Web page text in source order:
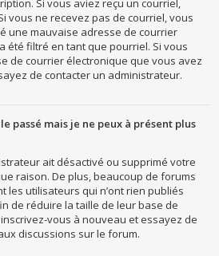
Si vous aviez reçu un courriel,
vous ne recevez pas de courriel, vous
une mauvaise adresse de courrier
été filtré en tant que pourriel. Si vous
de courrier électronique que vous avez
de contacter un administrateur.
passé mais je ne peux à présent plus
ait désactivé ou supprimé votre
raison. De plus, beaucoup de forums
les utilisateurs qui n’ont rien publiés
de réduire la taille de leur base de
vous à nouveau et essayez de
discussions sur le forum.